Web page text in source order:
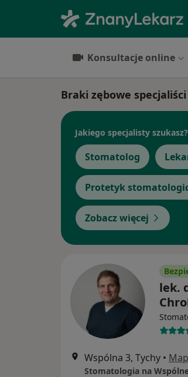
Konsultacje online
Braki zębowe
Jakiego specjalisty szukasz?
Stomatolog
Protetyk
Zobacz więcej
lek.
Wspólna 3, Tychy •
Stomatologia na